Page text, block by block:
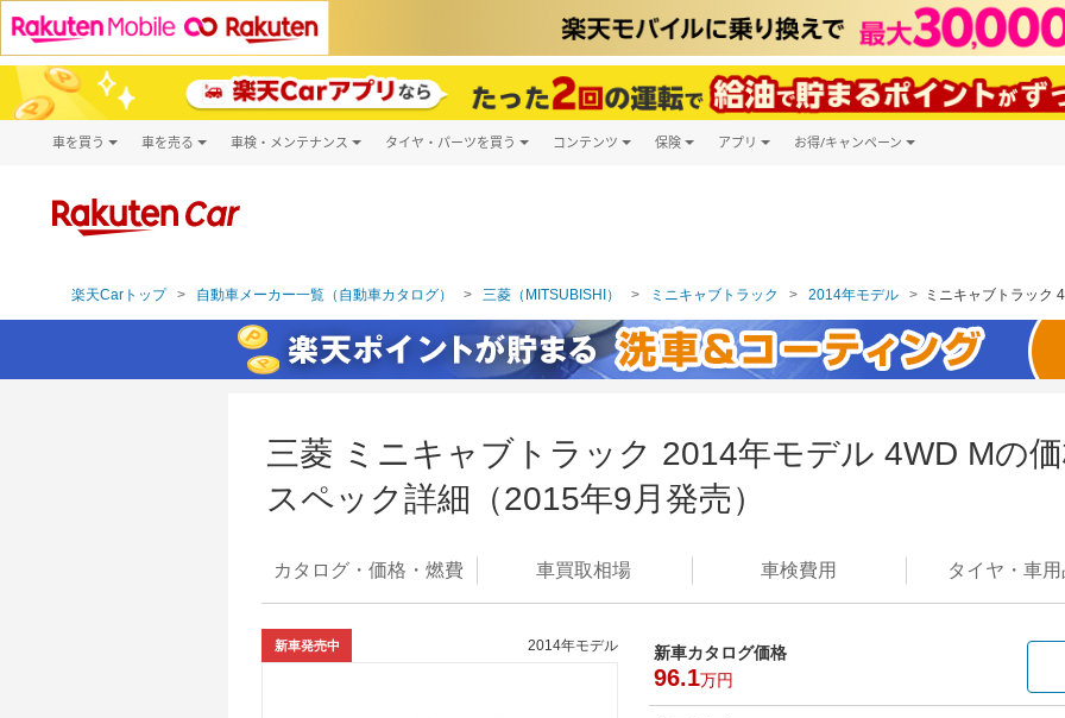
車を買う
新車
車を売る 車検・メンテナンス タイヤ・パーツを買う コンテンツ 保険 アプリ お得/キャンペーン
楽天Carトップ 自動車メーカー一覧（自動車カタログ） 三菱（MITSUBISHI） ミニキャブトラック 2014年モデル ミニキャブトラック
三菱 ミニキャブトラック 2014年モデル 4WD Mの
スペック詳細（2015年9月発売）
カタログ・価格・燃費 車買取相場 車検費用 タイヤ・ 車用
新車発売中 2014年モデル 新車カタログ価格
96.1万円